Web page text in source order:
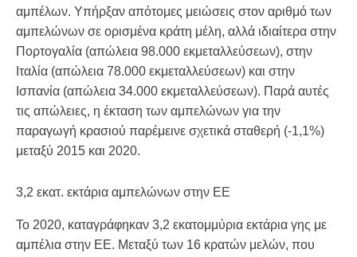
αμπέλων. Υπήρξαν απότομες μειώσεις στον αριθμό των
αμπελώνων σε ορισμένα κράτη μέλη, αλλά ιδιαίτερα στην
Πορτογαλία (απώλεια 98.000 εκμεταλλεύσεων), στην
Ιταλία (απώλεια 78.000 εκμεταλλεύσεων) και στην
Ισπανία (απώλεια 34.000 εκμεταλλεύσεων). Παρά αυτές
τις απώλειες, η έκταση των αμπελώνων για την
παραγωγή κρασιού παρέμεινε σχετικά σταθερή (-1,1%)
μεταξύ 2015 και 2020.
3,2 εκατ. εκτάρια αμπελώνων στην ΕΕ
Το 2020, καταγράφηκαν 3,2 εκατομμύρια εκτάρια γης με
αμπέλια στην ΕΕ. Μεταξύ των 16 κρατών μελών, που